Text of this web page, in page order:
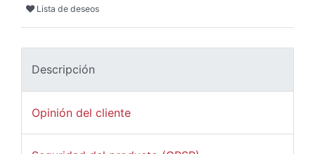
Lista de deseos
Descripción
Opinión del cliente